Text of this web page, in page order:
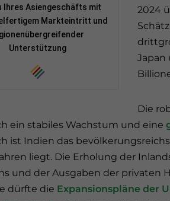
Ihres Asiengeschäfts mit
Markteintritt und
Unterstützung
2024
Japan
Die
ein stabiles Wachstum und eine
ist Indien das
liegt. Die Erholung der
und der Ausgaben der privaten
dürfte die Expansionspläne der